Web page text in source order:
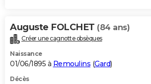
Auguste FOLCHET (84 ans)
Créer une cagnotte obsèques
Naissance
01/06/1895 à Remoulins (Gard)
Décès